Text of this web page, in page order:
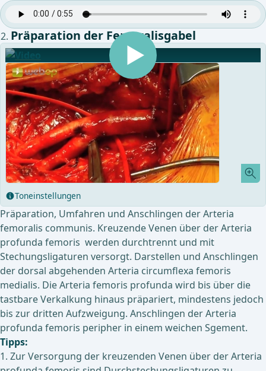
Präparation der Femoralisgabel
Toneinstellungen
Präparation, Umfahren und Anschlingen der Arteria
femoralis communis. Kreuzende Venen über der Arteria
profunda femoris werden durchtrennt und mit
Stechungsligaturen versorgt. Darstellen und Anschlingen
der dorsal abgehenden Arteria circumflexa femoris
medialis. Die Arteria femoris profunda wird bis über die
tastbare Verkalkung hinaus präpariert, mindestens jedoch
bis zur dritten Aufzweigung. Anschlingen der Arteria
profunda femoris peripher in einem weichen Sgement.
Tipps:
1. Zur Versorgung der kreuzenden Venen über der Arteria